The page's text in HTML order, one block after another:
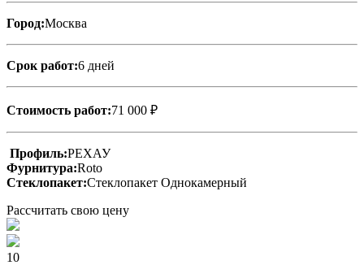
Город:Москва
Срок работ:6 дней
Стоимость работ:71 000 ₽
Профиль:РЕХАУ
Фурнитура:Roto
Стеклопакет:Стеклопакет Однокамерный
Рассчитать свою цену
10